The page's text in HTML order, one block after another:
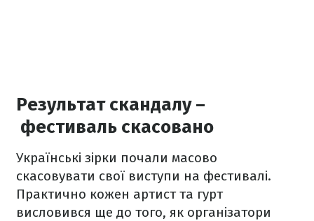
Результат скандалу –
фестиваль скасовано
Українські зірки почали масово
скасовувати свої виступи на фестивалі.
Практично кожен артист та гурт
висловився ще до того, як організатори